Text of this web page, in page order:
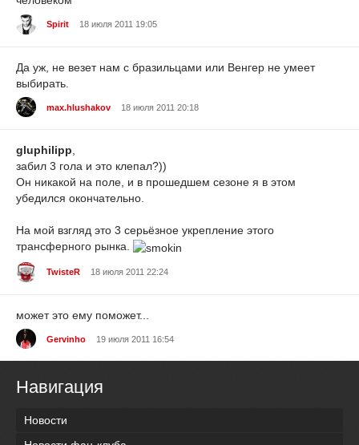
Spirit 18 июля 2011 19:05
Да уж, не везет нам с бразильцами или Венгер не умеет
выбирать.
max.hlushakov 18 июля 2011 20:18
gluphilipp,
забил 3 гола и это клепал?))
Он никакой на поле, и в прошедшем сезоне я в этом
убедился окончательно.
На мой взгляд это 3 серьёзное укрепление этого
трансферного рынка.
TwisteR 18 июля 2011 22:24
может это ему поможет...
Gervinho 19 июля 2011 16:54
Навигация
Новости